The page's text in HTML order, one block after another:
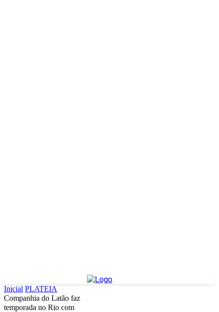
Inicial PLATEIA
Companhia do Latão faz
temporada no Rio com